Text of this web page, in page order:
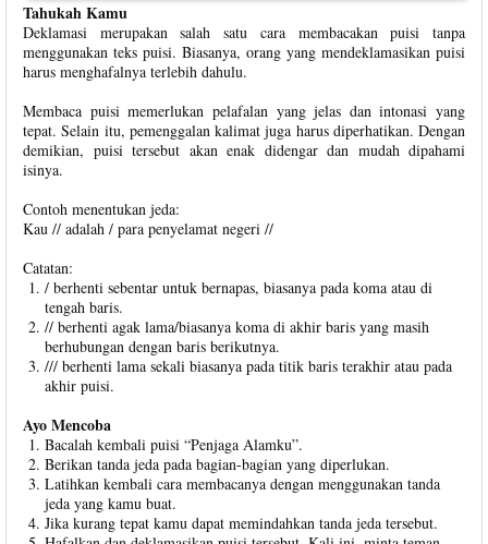
Tahukah Kamu
Deklamasi merupakan salah satu cara membacakan puisi tanpa
menggunakan teks puisi. Biasanya, orang yang mendeklamasikan puisi
harus menghafalnya terlebih dahulu.
Membaca puisi memerlukan pelafalan yang jelas dan intonasi yang
tepat. Selain itu, pemenggalan kalimat juga harus diperhatikan. Dengan
demikian, puisi tersebut akan enak didengar dan mudah dipahami
isinya.
Contoh menentukan jeda:
Kau // adalah / para penyelamat negeri //
Catatan:
/ berhenti sebentar untuk bernapas, biasanya pada koma atau di
tengah baris.
// berhenti agak lama/biasanya koma di akhir baris yang masih
berhubungan dengan baris berikutnya.
/// berhenti lama sekali biasanya pada titik baris terakhir atau pada
akhir puisi.
Ayo Mencoba
Bacalah kembali puisi “Penjaga Alamku”.
Berikan tanda jeda pada bagian-bagian yang diperlukan.
Latihkan kembali cara membacanya dengan menggunakan tanda
jeda yang kamu buat.
Jika kurang tepat kamu dapat memindahkan tanda jeda tersebut.